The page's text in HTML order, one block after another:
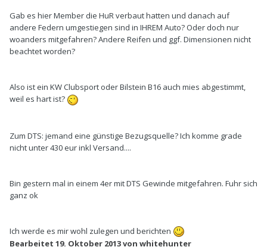
Gab es hier Member die HuR verbaut hatten und danach auf
andere Federn umgestiegen sind in IHREM Auto? Oder doch nur
woanders mitgefahren? Andere Reifen und ggf. Dimensionen nicht
beachtet worden?
Also ist ein KW Clubsport oder Bilstein B16 auch mies abgestimmt,
weil es hart ist?
Zum DTS: jemand eine günstige Bezugsquelle? Ich komme grade
nicht unter 430 eur inkl Versand....
Bin gestern mal in einem 4er mit DTS Gewinde mitgefahren. Fuhr sich
ganz ok
Ich werde es mir wohl zulegen und berichten
Bearbeitet 19. Oktober 2013von whitehunter